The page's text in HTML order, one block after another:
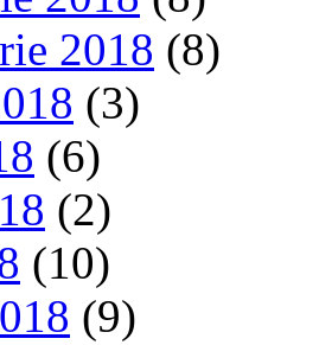
2018 (8)
(3)
(6)
(2)
(10)
(9)